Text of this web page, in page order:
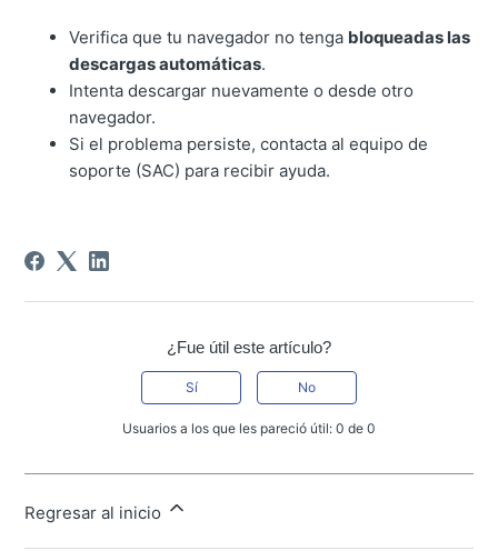
Verifica que tu navegador no tenga bloqueadas las
descargas automáticas.
Intenta descargar nuevamente o desde otro
navegador.
Si el problema persiste, contacta al equipo de
soporte (SAC) para recibir ayuda.
¿Fue útil este artículo?
Sí No
Usuarios a los que les pareció útil: 0 de 0
Regresar al inicio